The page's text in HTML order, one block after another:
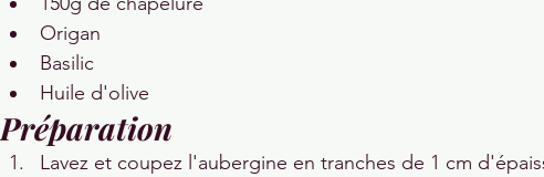
Origan
Basilic
Huile d'olive
Préparation
Lavez et coupez l'aubergine en tranches de 1 cm